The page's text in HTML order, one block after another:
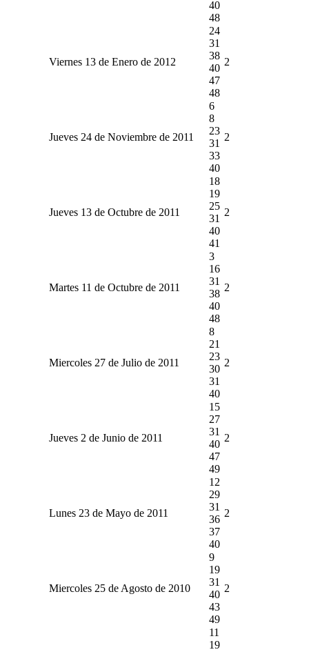
40
48
Viernes 13 de Enero de 2012
24
31
38
40
47
48
2
Jueves 24 de Noviembre de 2011
6
8
23
31
33
40
2
Jueves 13 de Octubre de 2011
18
19
25
31
40
41
2
Martes 11 de Octubre de 2011
3
16
31
38
40
48
2
Miercoles 27 de Julio de 2011
8
21
23
30
31
40
2
Jueves 2 de Junio de 2011
15
27
31
40
47
49
2
Lunes 23 de Mayo de 2011
12
29
31
36
37
40
2
Miercoles 25 de Agosto de 2010
9
19
31
40
43
49
2
11
19